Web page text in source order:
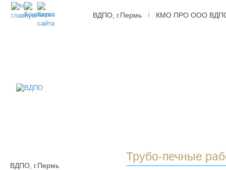
ВДПО, г.Пермь КМО ПРО ООО
ВДПО, г.Пермь
Трубо-печные